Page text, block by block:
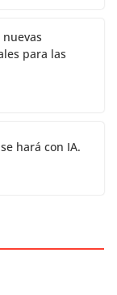
para las
hará con IA.